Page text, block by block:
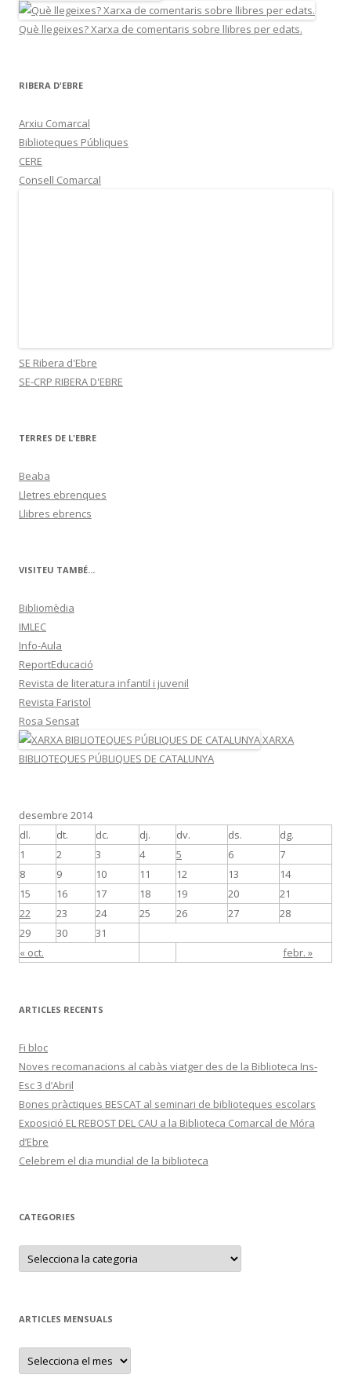
Què llegeixes? Xarxa de comentaris sobre llibres per edats.
RIBERA D'EBRE
Arxiu Comarcal
Biblioteques Públiques
CERE
Consell Comarcal
SE Ribera d'Ebre
SE-CRP RIBERA D'EBRE
TERRES DE L'EBRE
Beaba
Lletres ebrenques
Llibres ebrencs
VISITEU TAMBÉ...
Bibliomèdia
IMLEC
Info-Aula
ReportEducació
Revista de literatura infantil i juvenil
Revista Faristol
Rosa Sensat
XARXA
BIBLIOTEQUES PÚBLIQUES DE CATALUNYA
desembre 2014
dl.
dt. dc. dj. dv. ds. dg.
« oct. febr. »
1 2 3 4 5 6
7
8
9 10 11 12 13
14
15
16 17 18 19 20
21
22
23 24 25 26 27
28
29
30 31
ARTICLES RECENTS
Fi bloc
Noves recomanacions al cabàs viatger des de la Biblioteca Ins-
Esc 3 d’Abril
Bones pràctiques BESCAT al seminari de biblioteques escolars
Exposició EL REBOST DEL CAU a la Biblioteca Comarcal de Móra
d’Ebre
Celebrem el dia mundial de la biblioteca
CATEGORIES
C
t
r
i
s
ARTICLES MENSUALS
A
t